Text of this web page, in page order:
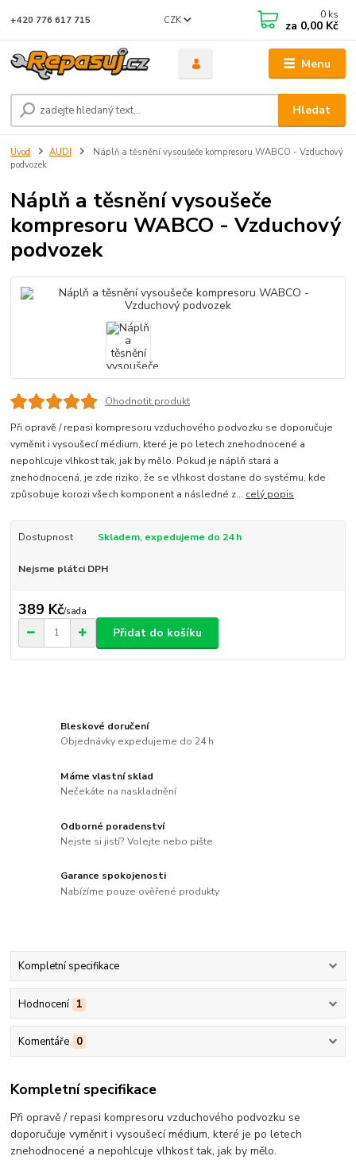
Menu
CZK
Hledat
+420 776 617 715 0 ks
za 0,00 Kč
Úvod AUDI
Náplň a těsnění vysoušeče kompresoru WABCO - Vzduchový
podvozek
Náplň a těsnění vysoušeče
kompresoru WABCO - Vzduchový
podvozek
Ohodnotit produkt
Při opravě / repasi kompresoru vzduchového podvozku se doporučuje
vyměnit i vysoušecí médium, které je po letech znehodnocené a
nepohlcuje vlhkost tak, jak by mělo. Pokud je náplň stará a
znehodnocená, je zde riziko, že se vlhkost dostane do systému, kde
způsobuje korozi všech komponent a následné z... celý popis
Dostupnost Skladem, expedujeme do 24 h
Nejsme plátci DPH
389 Kč/sada
Přidat do košíku
Bleskové doručení
Objednávky expedujeme do 24 h
Máme vlastní sklad
Nečekáte na naskladnění
Odborné poradenství
Nejste si jistí? Volejte nebo pište
Garance spokojenosti
Nabízíme pouze ověřené produkty
Kompletní specifikace
Hodnocení 1
Komentáře 0
Kompletní specifikace
Při opravě / repasi kompresoru vzduchového podvozku se
doporučuje vyměnit i vysoušecí médium, které je po letech
znehodnocené a nepohlcuje vlhkost tak, jak by mělo.